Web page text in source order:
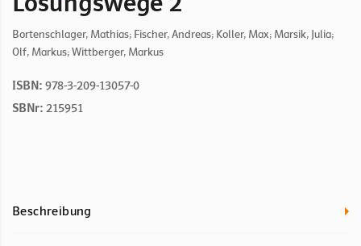
Bortenschlager, Mathias; Fischer, Andreas; Koller, Max; Marsik, Julia;
Olf, Markus; Wittberger, Markus
ISBN: 978-3-209-13057-0
SBNr: 215951
Beschreibung